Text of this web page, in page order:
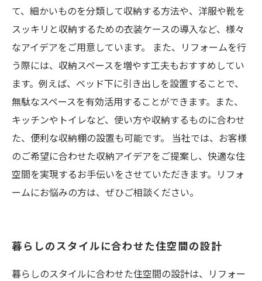
て、細かいものを分類して収納する方法や、洋服や靴を
スッキリと収納するための衣装ケースの導入など、様々
なアイデアをご用意しています。 また、リフォームを行
う際には、収納スペースを増やす工夫もおすすめしてい
ます。例えば、ベッド下に引き出しを設置することで、
無駄なスペースを有効活用することができます。また、
キッチンやトイレなど、使い方や収納するものに合わせ
た、便利な収納棚の設置も可能です。 当社では、お客様
のご希望に合わせた収納アイデアをご提案し、快適な住
空間を実現するお手伝いをさせていただきます。リフォ
ームにお悩みの方は、ぜひご相談ください。
暮らしのスタイルに合わせた住空間の設計
暮らしのスタイルに合わせた住空間の設計は、リフォー